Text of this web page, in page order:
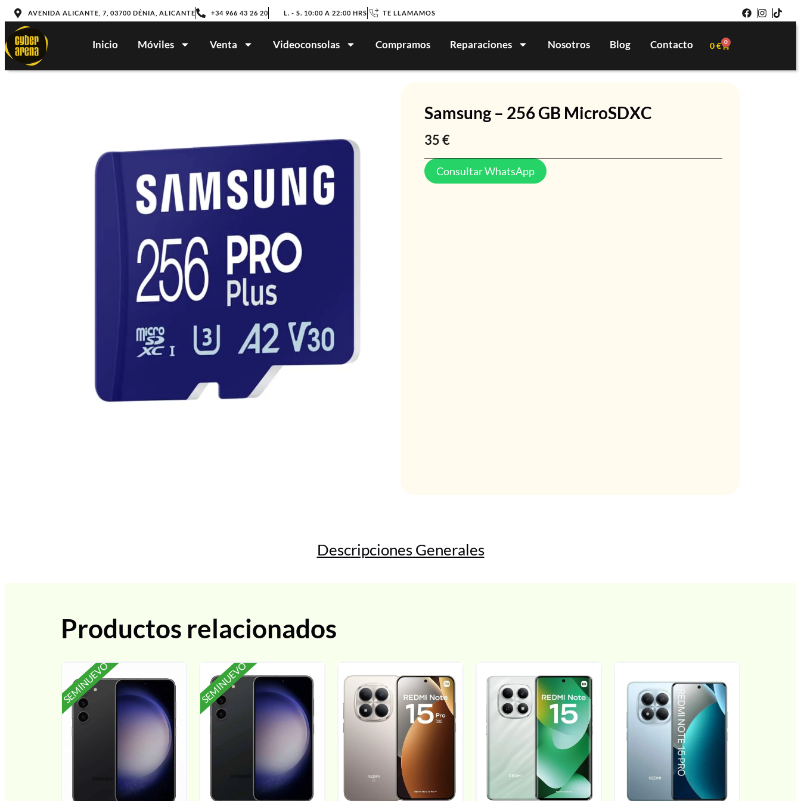
AVENIDA ALICANTE, 7, 03700 DÉNIA, ALICANTE +34 966 43 26 20 L. - S. 10:00 A 22:00 HRS TE LLAMAMOS
Inicio Móviles Venta Videoconsolas Compramos Reparaciones Nosotros Blog Contacto 0€ 0
Samsung – 256 GB MicroSDXC
35€
Consultar WhatsApp
Descripciones Generales
Productos relacionados
SEMINUEVO SEMINUEVO